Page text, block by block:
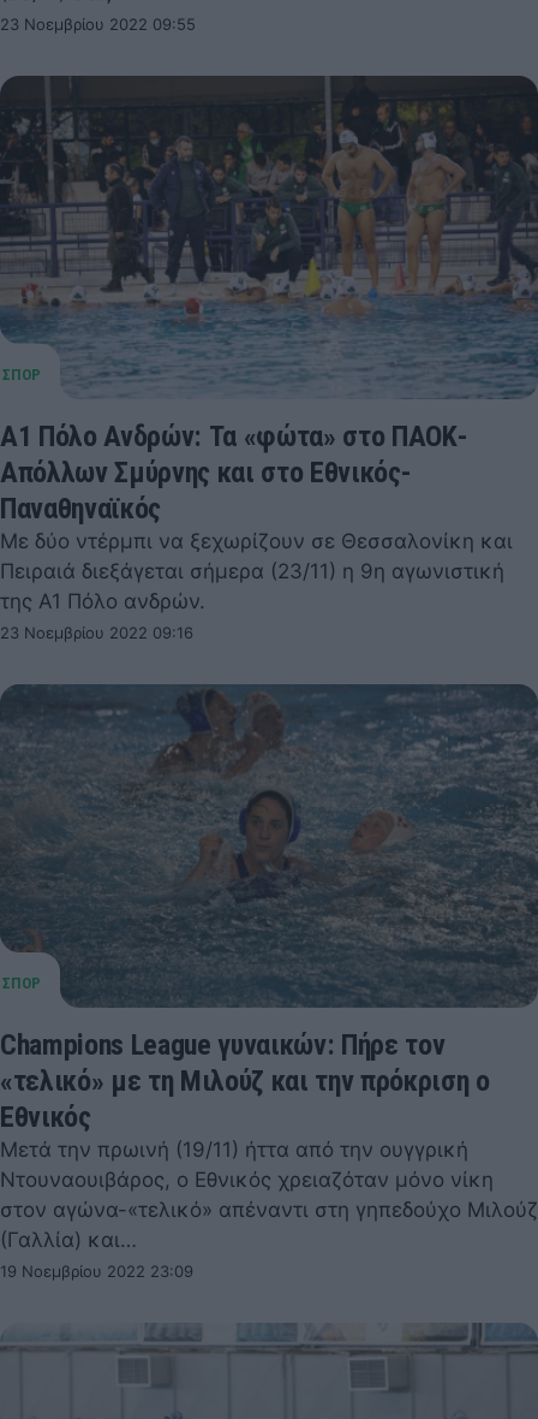
23 Νοεμβρίου 2022 09:55
Α1 Πόλο Ανδρών: Τα «φώτα» στο ΠΑΟΚ-
Απόλλων Σμύρνης και στο Εθνικός-
Παναθηναϊκός
Με δύο ντέρμπι να ξεχωρίζουν σε Θεσσαλονίκη και
Πειραιά διεξάγεται σήμερα (23/11) η 9η αγωνιστική
της Α1 Πόλο ανδρών.
23 Νοεμβρίου 2022 09:16
Champions League γυναικών: Πήρε τον
«τελικό» με τη Μιλούζ και την πρόκριση ο
Εθνικός
Μετά την πρωινή (19/11) ήττα από την ουγγρική
Ντουναουιβάρος, ο Εθνικός χρειαζόταν μόνο νίκη
στον αγώνα-«τελικό» απέναντι στη γηπεδούχο Μιλούζ
(Γαλλία) και…
19 Νοεμβρίου 2022 23:09